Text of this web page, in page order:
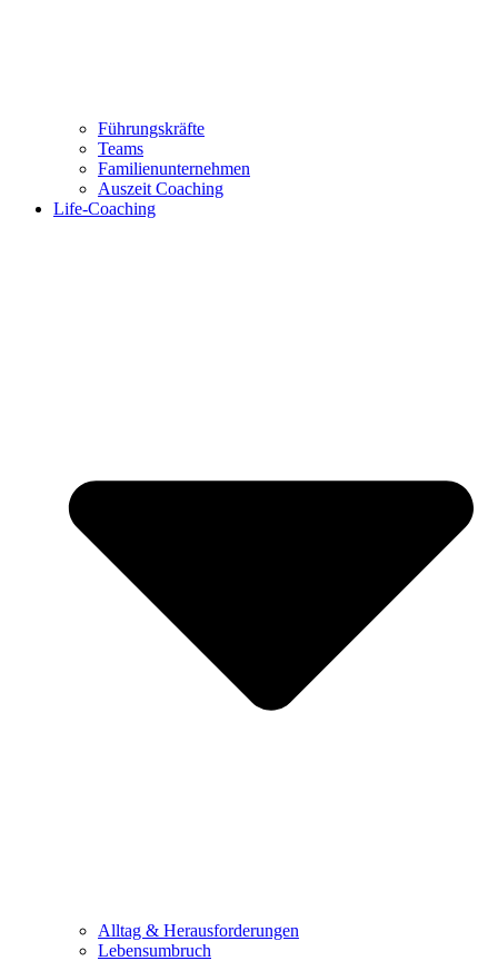
Führungskräfte
Teams
Familienunternehmen
Auszeit Coaching
Life-Coaching
Alltag & Herausforderungen
Lebensumbruch